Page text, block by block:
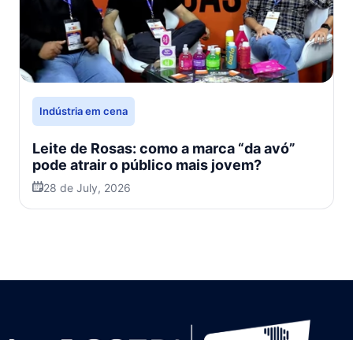
Indústria em cena
Leite de Rosas: como a marca “da avó”
pode atrair o público mais jovem?
28 de July, 2026